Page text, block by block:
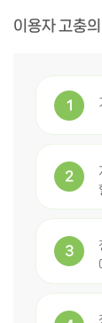
이용자 고충의
1
2
3